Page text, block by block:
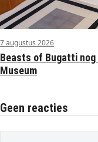
7 augustus 2026
Beasts of Bugatti
Museum
Geen reacties